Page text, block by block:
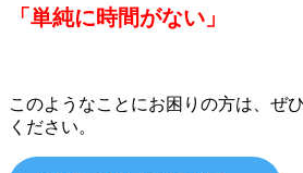
「単純に時間がない」
このようなことにお困りの方は、ぜ
ください。